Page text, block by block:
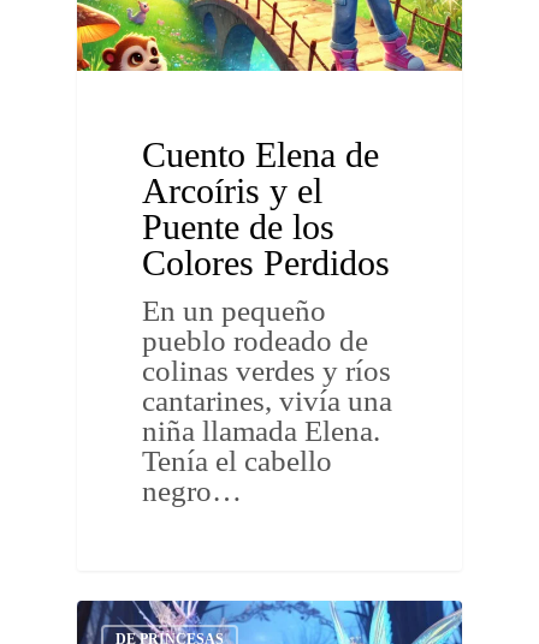
Cuento Elena de
Arcoíris y el
Puente de los
Colores Perdidos
En un pequeño
pueblo rodeado de
colinas verdes y ríos
cantarines, vivía una
niña llamada Elena.
Tenía el cabello
negro…
DE PRINCESAS